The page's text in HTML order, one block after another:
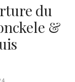
du
&